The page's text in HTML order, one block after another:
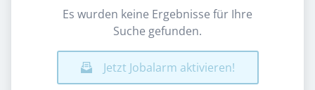
Es wurden keine Ergebnisse für Ihre
Suche gefunden.
Jetzt Jobalarm aktivieren!